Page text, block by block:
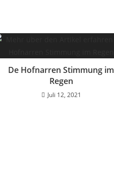
De Hofnarren Stimmung im
Regen
Juli 12, 2021